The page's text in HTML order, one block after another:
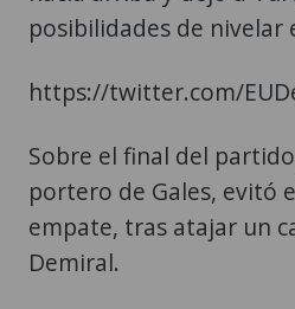
posibilidades de nivelar
https://twitter.com/
Sobre el final del
portero de Gales, evitó
empate, tras atajar un
Demiral.